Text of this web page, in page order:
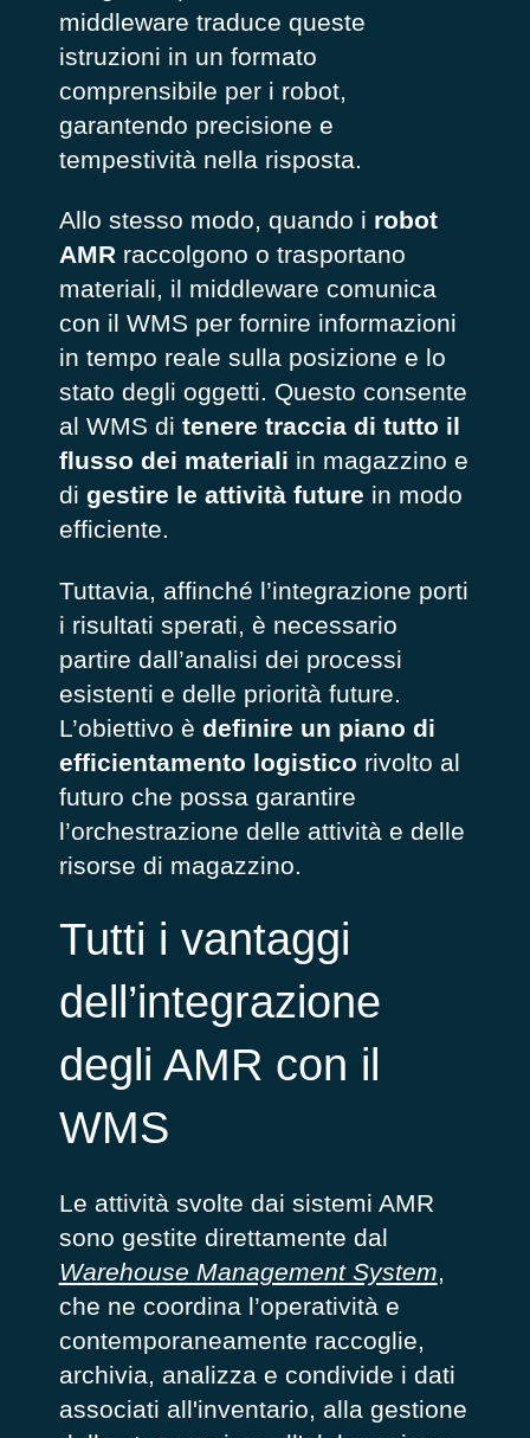
middleware traduce queste
istruzioni in un formato
comprensibile per i robot,
garantendo precisione e
tempestività nella risposta.
Allo stesso modo, quando i robot
AMR raccolgono o trasportano
materiali, il middleware comunica
con il WMS per fornire informazioni
in tempo reale sulla posizione e lo
stato degli oggetti. Questo consente
al WMS di tenere traccia di tutto il
flusso dei materiali in magazzino e
di gestire le attività future in modo
efficiente.
Tuttavia, affinché l’integrazione porti
i risultati sperati, è necessario
partire dall’analisi dei processi
esistenti e delle priorità future.
L’obiettivo è definire un piano di
efficientamento logistico rivolto al
futuro che possa garantire
l’orchestrazione delle attività e delle
risorse di magazzino.
Tutti i vantaggi
dell’integrazione
degli AMR con il
WMS
Le attività svolte dai sistemi AMR
sono gestite direttamente dal
Warehouse Management System,
che ne coordina l’operatività e
contemporaneamente raccoglie,
archivia, analizza e condivide i dati
associati all'inventario, alla gestione